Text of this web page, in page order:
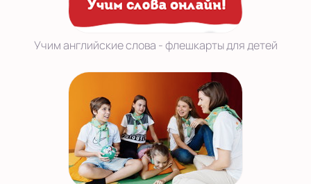
Учим английские слова - флешкарты для детей